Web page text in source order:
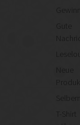
Gute
Neue
T-Shirt